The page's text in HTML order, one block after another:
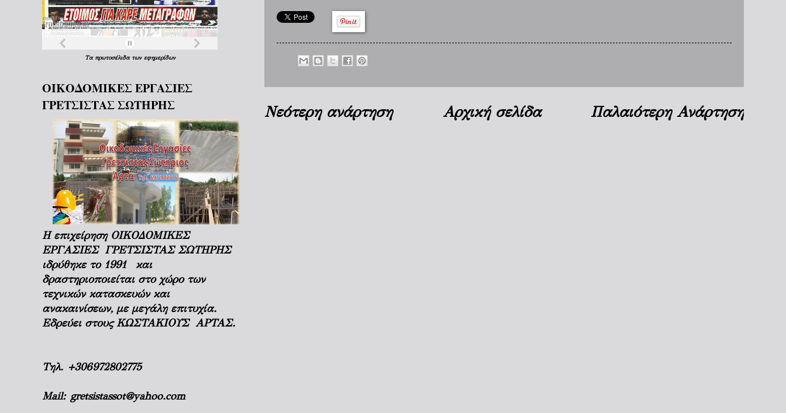
Νεότερη ανάρτηση Παλαιότερη Ανάρτηση
Αρχική σελίδα
Τα πρωτοσέλιδα των εφημερίδων
ΟΙΚΟΔΟΜΙΚΕΣ ΕΡΓΑΣΙΕΣ
ΓΡΕΤΣΙΣΤΑΣ ΣΩΤΗΡΗΣ
Η επιχείρηση ΟΙΚΟΔΟΜΙΚΕΣ
ΕΡΓΑΣΙΕΣ ΓΡΕΤΣΙΣΤΑΣ ΣΩΤΗΡΗΣ
ιδρύθηκε το 1991 και
δραστηριοποιείται στο χώρο των
τεχνικών κατασκευών και
ανακαινίσεων, με μεγάλη επιτυχία.
Εδρεύει στους ΚΩΣΤΑΚΙΟΥΣ ΑΡΤΑΣ.
Τηλ. +306972802775
Mail: gretsistassot@yahoo.com